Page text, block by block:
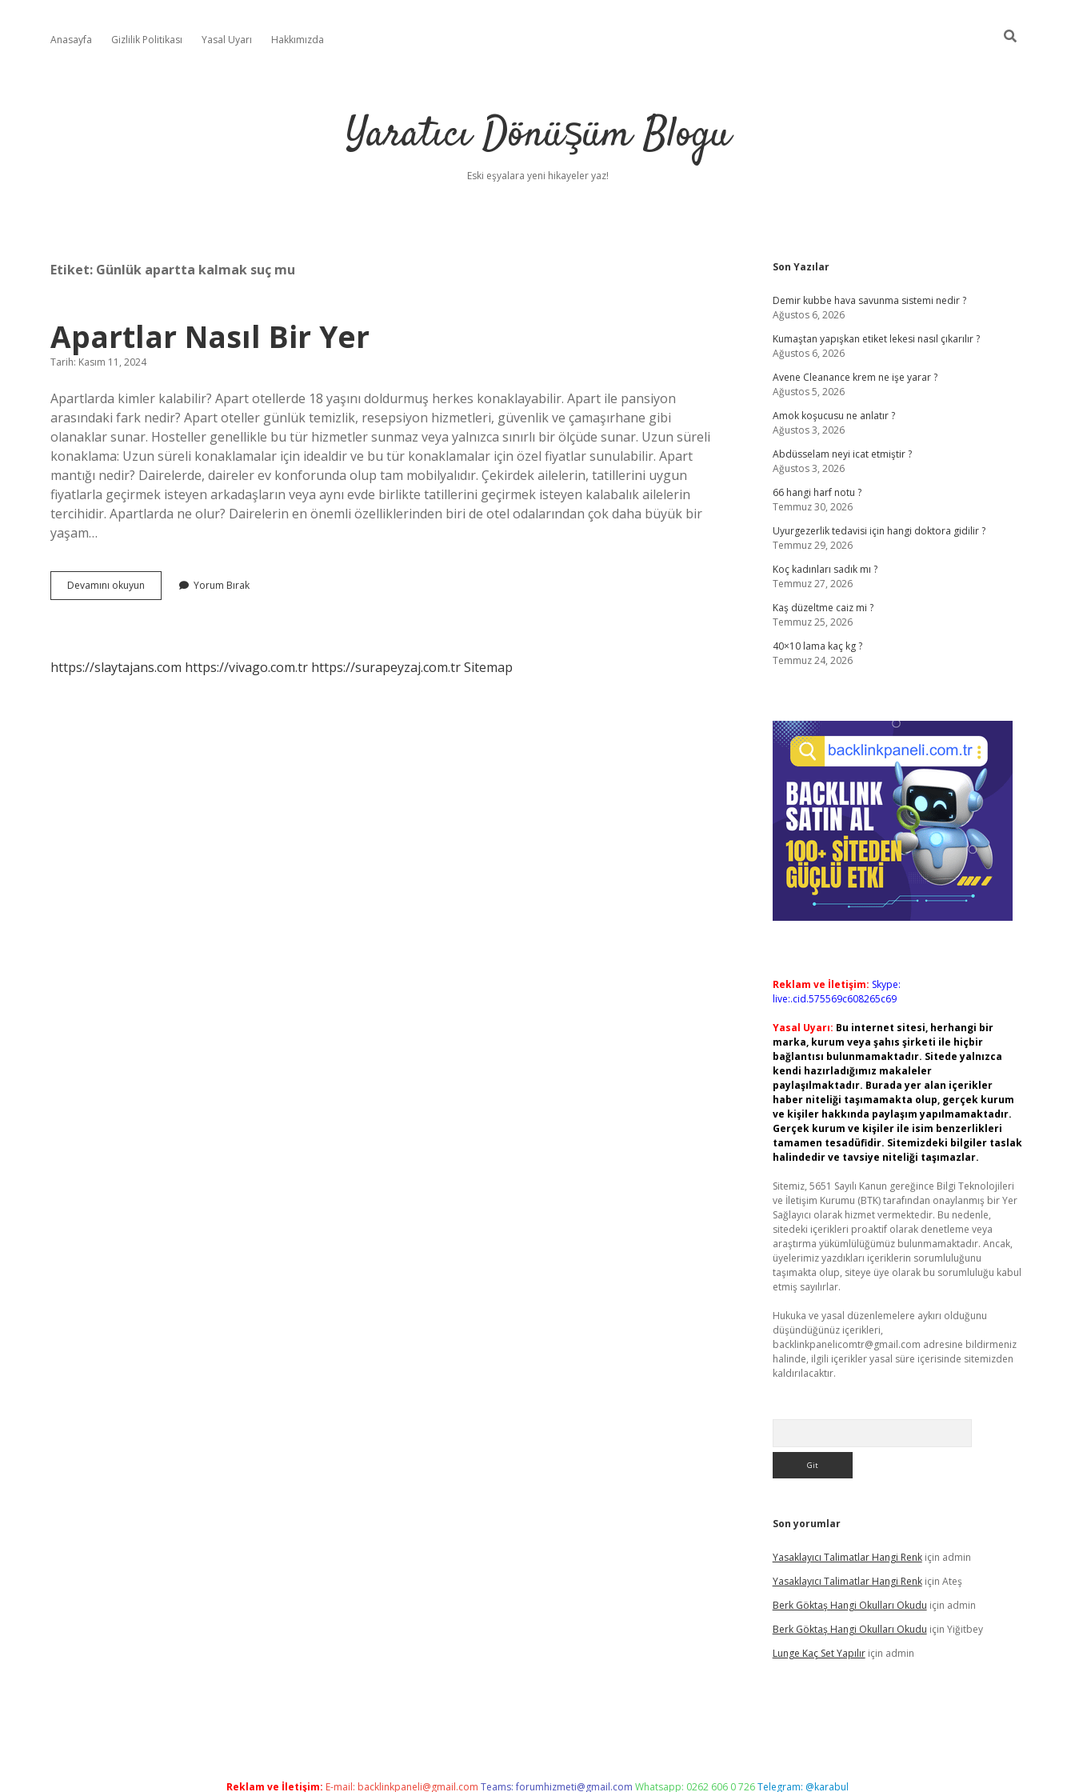
Anasayfa Gizlilik Politikası Yasal Uyarı Hakkımızda
Yaratıcı Dönüşüm Blogu
Eski eşyalara yeni hikayeler yaz!
Etiket: Günlük apartta kalmak suç mu
Apartlar Nasıl Bir Yer
Tarih: Kasım 11, 2024
Apartlarda kimler kalabilir? Apart otellerde 18 yaşını doldurmuş herkes konaklayabilir. Apart ile pansiyon
arasındaki fark nedir? Apart oteller günlük temizlik, resepsiyon hizmetleri, güvenlik ve çamaşırhane gibi
olanaklar sunar. Hosteller genellikle bu tür hizmetler sunmaz veya yalnızca sınırlı bir ölçüde sunar. Uzun süreli
konaklama: Uzun süreli konaklamalar için idealdir ve bu tür konaklamalar için özel fiyatlar sunulabilir. Apart
mantığı nedir? Dairelerde, daireler ev konforunda olup tam mobilyalıdır. Çekirdek ailelerin, tatillerini uygun
fiyatlarla geçirmek isteyen arkadaşların veya aynı evde birlikte tatillerini geçirmek isteyen kalabalık ailelerin
tercihidir. Apartlarda ne olur? Dairelerin en önemli özelliklerinden biri de otel odalarından çok daha büyük bir
yaşam…
Devamını okuyun Apartlar
Nasıl
Yorum Bırak
https://slaytajans.com https://vivago.com.tr https://surapeyzaj.com.trSitemap
Sidebar
Son Yazılar
Demir kubbe hava savunma sistemi nedir ?
Ağustos 6, 2026
Kumaştan yapışkan etiket lekesi nasıl çıkarılır ?
Ağustos 6, 2026
Avene Cleanance krem ne işe yarar ?
Ağustos 5, 2026
Amok koşucusu ne anlatır ?
Ağustos 3, 2026
Abdüsselam neyi icat etmiştir ?
Ağustos 3, 2026
66 hangi harf notu ?
Temmuz 30, 2026
Uyurgezerlik tedavisi için hangi doktora gidilir ?
Temmuz 29, 2026
Koç kadınları sadık mı ?
Temmuz 27, 2026
Kaş düzeltme caiz mi ?
Temmuz 25, 2026
40×10 lama kaç kg ?
Temmuz 24, 2026
Reklam ve İletişim: Skype:
live:.cid.575569c608265c69
Yasal Uyarı: Bu internet sitesi, herhangi bir
marka, kurum veya şahıs şirketi ile hiçbir
bağlantısı bulunmamaktadır. Sitede yalnızca
kendi hazırladığımız makaleler
paylaşılmaktadır. Burada yer alan içerikler
haber niteliği taşımamakta olup, gerçek kurum
ve kişiler hakkında paylaşım yapılmamaktadır.
Gerçek kurum ve kişiler ile isim benzerlikleri
tamamen tesadüfidir. Sitemizdeki bilgiler taslak
halindedir ve tavsiye niteliği taşımazlar.
Sitemiz, 5651 Sayılı Kanun gereğince Bilgi Teknolojileri
ve İletişim Kurumu (BTK) tarafından onaylanmış bir Yer
Sağlayıcı olarak hizmet vermektedir. Bu nedenle,
sitedeki içerikleri proaktif olarak denetleme veya
araştırma yükümlülüğümüz bulunmamaktadır. Ancak,
üyelerimiz yazdıkları içeriklerin sorumluluğunu
taşımakta olup, siteye üye olarak bu sorumluluğu kabul
etmiş sayılırlar.
Hukuka ve yasal düzenlemelere aykırı olduğunu
düşündüğünüz içerikleri,
backlinkpanelicomtr@gmail.com adresine bildirmeniz
halinde, ilgili içerikler yasal süre içerisinde sitemizden
kaldırılacaktır.
Son yorumlar
Yasaklayıcı Talimatlar Hangi Renkiçin admin
Yasaklayıcı Talimatlar Hangi Renkiçin Ateş
Berk Göktaş Hangi Okulları Okudu için admin
Berk Göktaş Hangi Okulları Okudu için Yiğitbey
Lunge Kaç Set Yapılıriçin admin
Reklam ve İletişim: E-mail: backlinkpaneli@gmail.com Teams:forumhizmeti@gmail.com Whatsapp: 0262 606 0 726Telegram: @karabul